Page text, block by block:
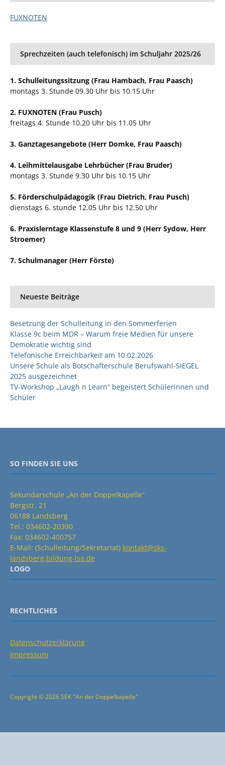
FUXNOTEN
Sprechzeiten (auch telefonisch) im Schuljahr 2025/26
1. Schulleitungssitzung (Frau Hambach, Frau Paasch)
montags 3. Stunde 09.30 Uhr bis 10.15 Uhr
2. FUXNOTEN (Frau Pusch)
freitags 4. Stunde 10.20 Uhr bis 11.05 Uhr
3. Ganztagesangebote (Herr Domke, Frau Paasch)
4. Leihmittelausgabe Lehrbücher (Frau Bruder)
montags 3. Stunde 9.30 Uhr bis 10.15 Uhr
5. Förderschulpädagogik (Frau Dietrich, Frau Pusch)
dienstags 6. stunde 12.05 Uhr bis 12.50 Uhr
6. Praxislerntage Klassenstufe 8 und 9 (Herr Sydow, Herr
Stroemer)
7. Schulmanager (Herr Förste)
Neueste Beiträge
Besetzung der Schulleitung in den Sommerferien
Klasse 9c beim MDR – Warum freie Medien für unsere
Demokratie wichtig sind
Telefonische Erreichbarkeit am 10.02.2026
Unsere Schule als Botschafterschule Berufswahl-SIEGEL
2025 ausgezeichnet
TV-Workshop „Laugh n Learn“ begeistert Schülerinnen und
Schüler
SO FINDEN SIE UNS
Sekundarschule „An der Doppelkapelle“
Bergstr. 21
06188 Landsberg
Tel.: 034602-20390
Fax: 034602-400757
E-Mail: (Schulleitung/Sekretariat) kontakt@sks-
landsberg.bildung-lsa.de
LOGO
RECHTLICHES
Datenschutzerklärung
Impressum
Copyright © 2026 SEK "An der Doppelkapelle"